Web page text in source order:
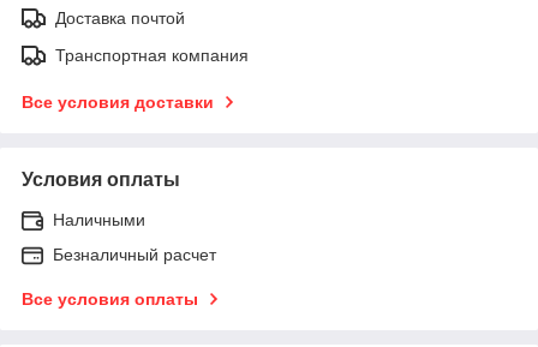
Доставка почтой
Транспортная компания
Все условия доставки
Условия оплаты
Наличными
Безналичный расчет
Все условия оплаты